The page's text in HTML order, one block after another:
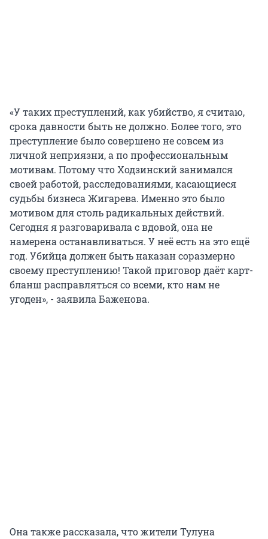
«У таких преступлений, как убийство, я считаю,
срока давности быть не должно. Более того, это
преступление было совершено не совсем из
личной неприязни, а по профессиональным
мотивам. Потому что Ходзинский занимался
своей работой, расследованиями, касающиеся
судьбы бизнеса Жигарева. Именно это было
мотивом для столь радикальных действий.
Сегодня я разговаривала с вдовой, она не
намерена останавливаться. У неё есть на это ещё
год. Убийца должен быть наказан соразмерно
своему преступлению! Такой приговор даёт карт-
бланш расправляться со всеми, кто нам не
угоден», - заявила Баженова.
Она также рассказала, что жители Тулуна